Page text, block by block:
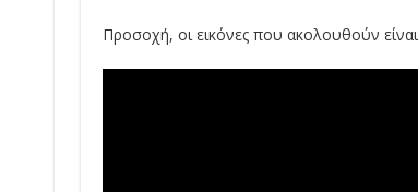
Προσοχή, οι εικόνες που ακολουθούν